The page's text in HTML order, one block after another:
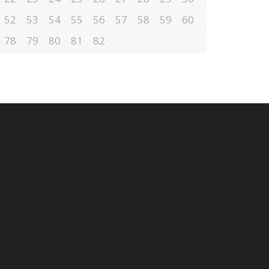
52 53 54 55 56 57 58 59
60
78 79 80 81
82